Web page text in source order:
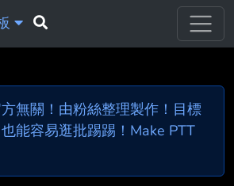
無關！由粉絲整理製作！目標
能容易逛批踢踢！Make PTT